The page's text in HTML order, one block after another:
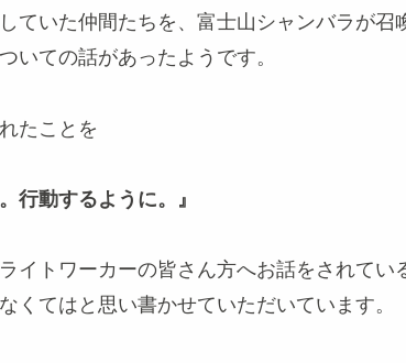
ていた仲間たちを、富士山シャンバラが召
いての話があったようです。
たことを
行動するように。』
イトワーカーの皆さん方へお話をされてい
くてはと思い書かせていただいています。